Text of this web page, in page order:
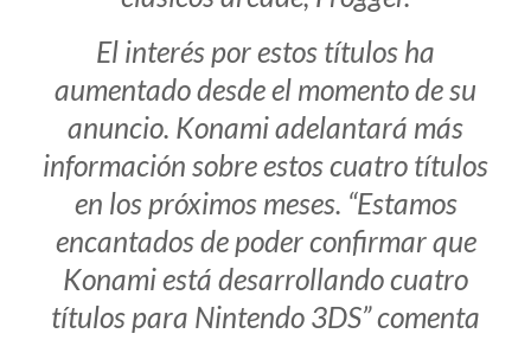
El interés por estos títulos ha
aumentado desde el momento de su
anuncio. Konami adelantará más
información sobre estos cuatro títulos
en los próximos meses. “Estamos
encantados de poder confirmar que
Konami está desarrollando cuatro
títulos para Nintendo 3DS” comenta